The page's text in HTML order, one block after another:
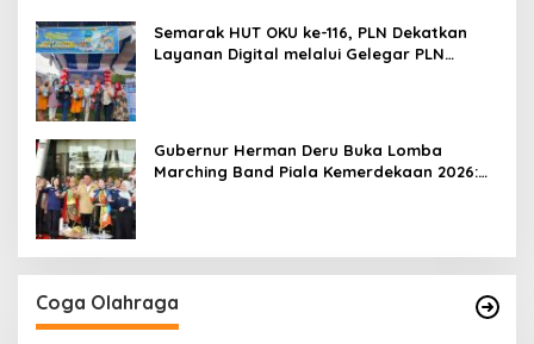
Semarak HUT OKU ke-116, PLN Dekatkan
Layanan Digital melalui Gelegar PLN
Gubernur Herman Deru Buka Lomba
Marching Band Piala Kemerdekaan 2026:
Coga Olahraga